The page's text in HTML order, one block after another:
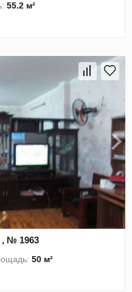
55.2 м²
, № 1963
50 м²